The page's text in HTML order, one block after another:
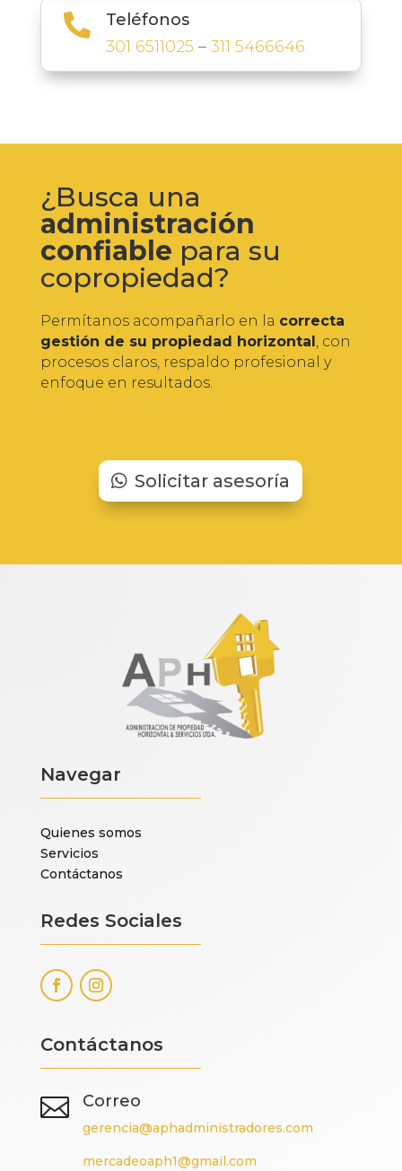

Teléfonos
301 6511025 – 311 5466646
¿Busca una
administración
confiable para su
copropiedad?
Permítanos acompañarlo en la correcta
gestión de su propiedad horizontal , con
procesos claros, respaldo profesional y
enfoque en resultados.
Solicitar asesoría
Navegar
Quienes somos
Servicios
Contáctanos
Redes Sociales
Contáctanos
 Correo
gerencia@aphadministradores.com
mercadeoaph1@gmail.com